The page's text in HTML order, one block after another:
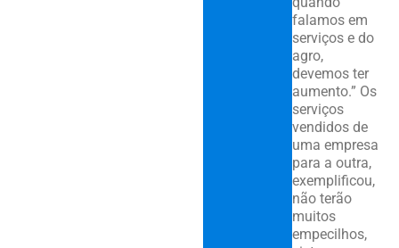
falamos em
serviços e do
agro,
devemos ter
aumento.” Os
serviços
vendidos de
uma empresa
para a outra,
exemplificou,
não terão
muitos
empecilhos,